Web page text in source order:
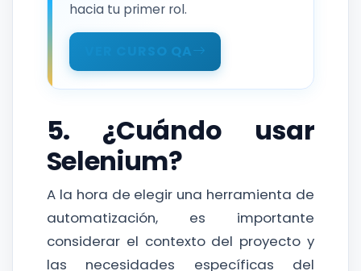
hacia tu primer rol.
VER CURSO QA
5. ¿Cuándo usar
Selenium?
A la hora de elegir una herramienta de
automatización, es importante
considerar el contexto del proyecto y
las necesidades específicas del